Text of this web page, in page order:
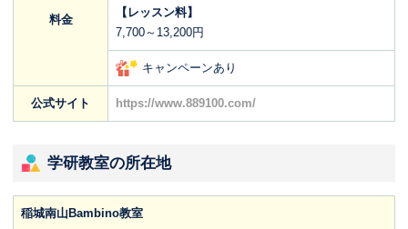
料金
【レッスン料】
7,700～13,200円
キャンペーンあり
公式サイト https://www.889100.com/
学研教室の所在地
稲城南山Bambino教室